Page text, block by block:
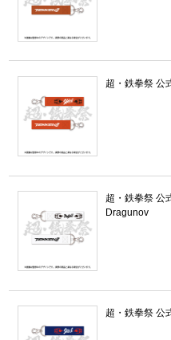
超・鉄拳祭 公
超・鉄拳祭 公
Dragunov
超・鉄拳祭 公